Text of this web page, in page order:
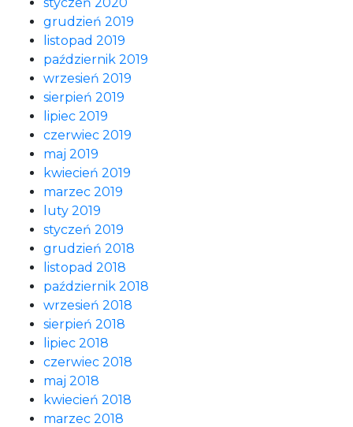
grudzień 2019
listopad 2019
październik 2019
wrzesień 2019
sierpień 2019
lipiec 2019
czerwiec 2019
maj 2019
kwiecień 2019
marzec 2019
luty 2019
styczeń 2019
grudzień 2018
listopad 2018
październik 2018
wrzesień 2018
sierpień 2018
lipiec 2018
czerwiec 2018
maj 2018
kwiecień 2018
marzec 2018